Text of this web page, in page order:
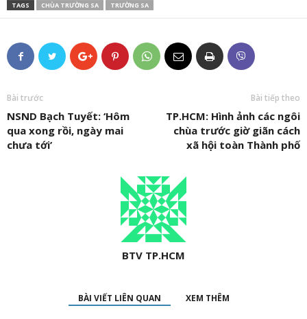
TAGS CHÙA TRƯỜNG SA TRƯỜNG SA
Bài trước
NSND Bạch Tuyết: ‘Hôm
qua xong rồi, ngày mai
chưa tới’
Bài tiếp theo
TP.HCM: Hình ảnh các ngôi
chùa trước giờ giãn cách
xã hội toàn Thành phố
BTV TP.HCM
BÀI VIẾT LIÊN QUAN XEM THÊM